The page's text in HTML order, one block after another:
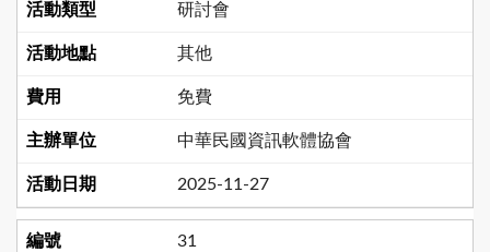
研討會
其他
免費
中華民國資訊軟體協會
2025-11-27
31